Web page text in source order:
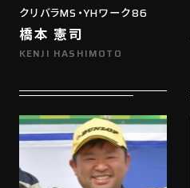
クリバラMS・YHワーク86
橋本 憲司
KENJI HASHIMOTO